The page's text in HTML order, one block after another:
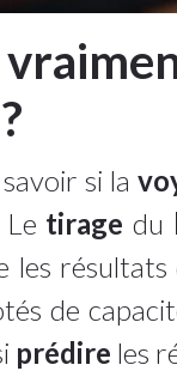
si la
tirage du
les
de
prédire les